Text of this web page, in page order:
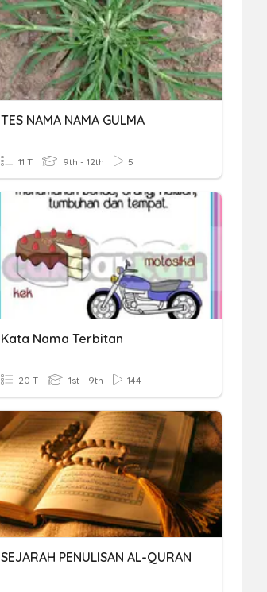
TES NAMA NAMA GULMA
11 T 9th - 12th 5
Kata Nama Terbitan
20 T 1st - 9th 144
SEJARAH PENULISAN AL-QURAN